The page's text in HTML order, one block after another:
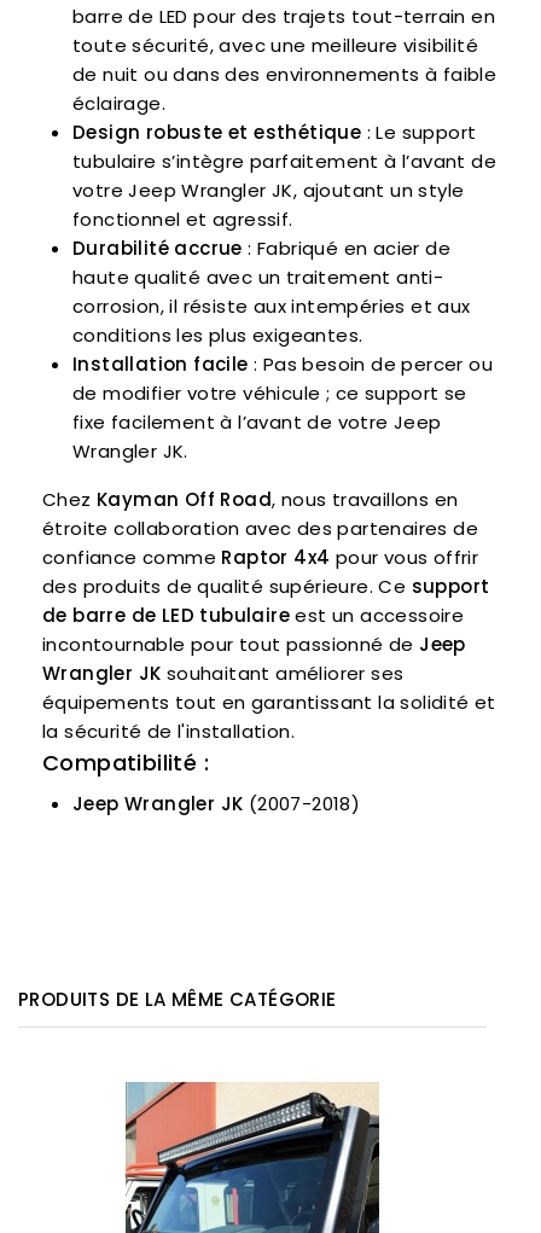
barre de LED pour des trajets tout-terrain en
toute sécurité, avec une meilleure visibilité
de nuit ou dans des environnements à faible
éclairage.
Design robuste et esthétique : Le support
tubulaire s’intègre parfaitement à l’avant de
votre Jeep Wrangler JK, ajoutant un style
fonctionnel et agressif.
Durabilité accrue : Fabriqué en acier de
haute qualité avec un traitement anti-
corrosion, il résiste aux intempéries et aux
conditions les plus exigeantes.
Installation facile : Pas besoin de percer ou
de modifier votre véhicule ; ce support se
fixe facilement à l’avant de votre Jeep
Wrangler JK.
Chez Kayman Off Road, nous travaillons en
étroite collaboration avec des partenaires de
confiance comme Raptor 4x4 pour vous offrir
des produits de qualité supérieure. Ce support
de barre de LED tubulaireest un accessoire
incontournable pour tout passionné de Jeep
Wrangler JK souhaitant améliorer ses
équipements tout en garantissant la solidité et
la sécurité de l'installation.
Compatibilité :
Jeep Wrangler JK (2007-2018)
PRODUITS DE LA MÊME CATÉGORIE